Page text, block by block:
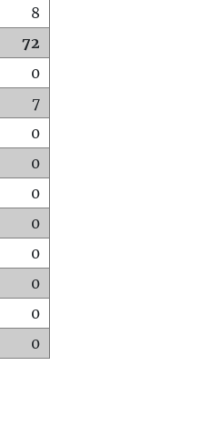
8
72
0
7
0
0
0
0
0
0
0
0